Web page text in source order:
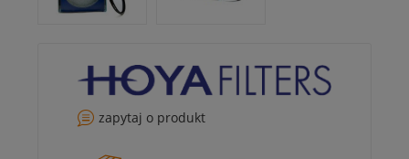
zapytaj o produkt